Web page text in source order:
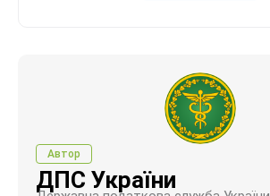
Автор
ДПС України